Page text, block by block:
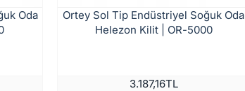
Oda
Ortey Sol Tip Endüstriyel Soğuk Oda
Helezon Kilit | OR-5000
3.187,16TL